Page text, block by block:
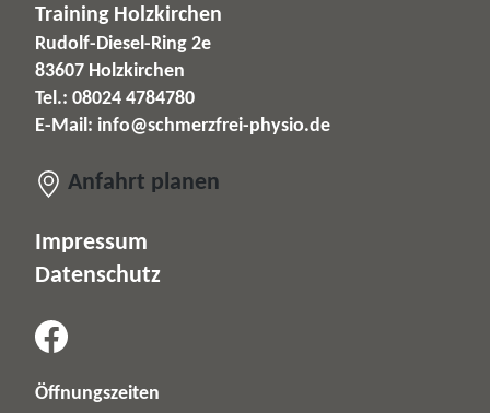
Training Holzkirchen
Rudolf-Diesel-Ring 2e
83607 Holzkirchen
Tel.: 08024 4784780
E-Mail: info@schmerzfrei-physio.de
Anfahrt planen
Impressum
Datenschutz
Öffnungszeiten